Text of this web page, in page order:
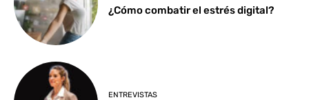
¿Cómo combatir el estrés digital?
ENTREVISTAS